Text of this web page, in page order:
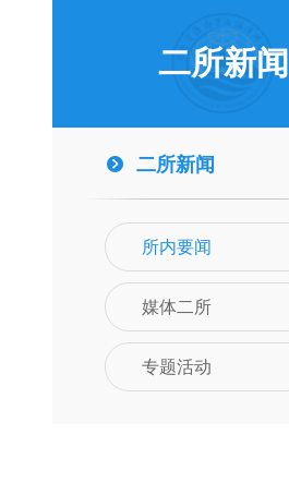
二所新闻
二所新闻
所内要闻
媒体二所
专题活动